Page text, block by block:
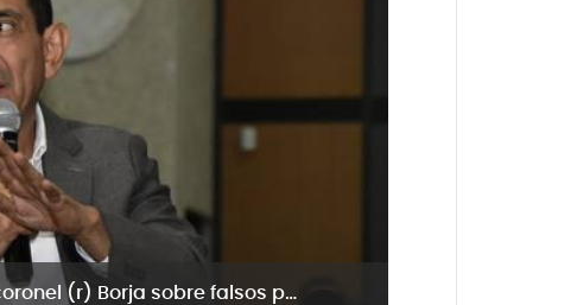
“Hay responsables que saben quiénes son”: coronel (r) Borja sobre falsos positivos